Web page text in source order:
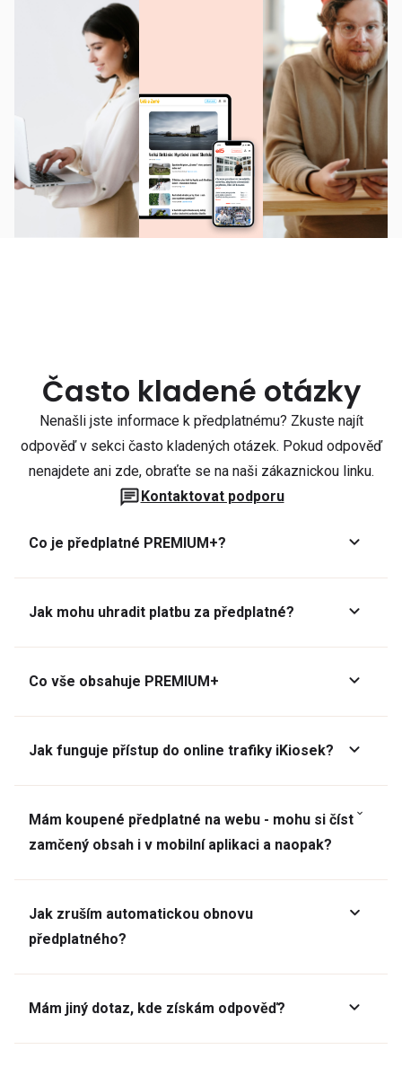
Často kladené otázky
Nenašli jste informace k předplatnému? Zkuste najít
odpověď v sekci často kladených otázek. Pokud odpověď
nenajdete ani zde, obraťte se na naši zákaznickou linku.
Kontaktovat podporu
Co je předplatné PREMIUM+?
Jak mohu uhradit platbu za předplatné?
Co vše obsahuje PREMIUM+
Jak funguje přístup do online trafiky iKiosek?
Mám koupené předplatné na webu - mohu si číst
zamčený obsah i v mobilní aplikaci a naopak?
Jak zruším automatickou obnovu
předplatného?
Mám jiný dotaz, kde získám odpověď?